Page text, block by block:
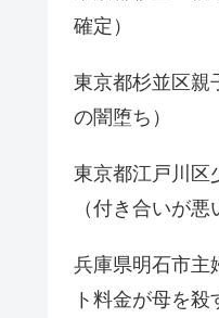
確定）
東京都杉並区親
の闇堕ち）
東京都江戸川区
（付き合いが悪
兵庫県明石市主
ト料金が母を殺